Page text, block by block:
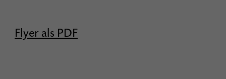
Flyer als PDF